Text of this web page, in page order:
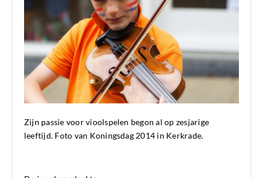
Zijn passie voor vioolspelen begon al op zesjarige
leeftijd. Foto van Koningsdag 2014 in Kerkrade.